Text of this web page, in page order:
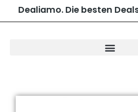
Dealiamo. Die besten